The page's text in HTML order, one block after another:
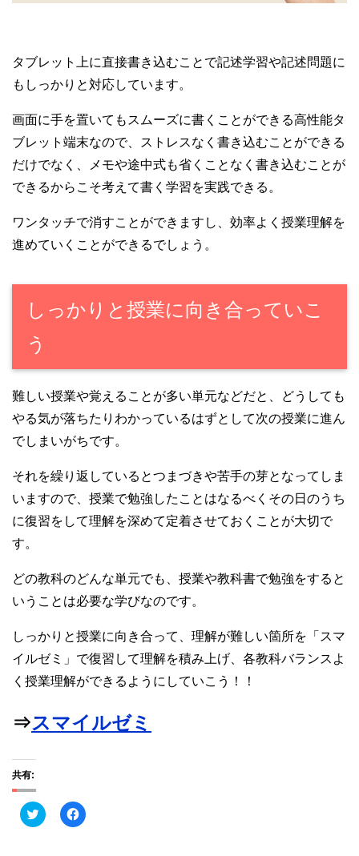
タブレット上に直接書き込むことで記述学習や記述問題に
もしっかりと対応しています。
画面に手を置いてもスムーズに書くことができる高性能タ
ブレット端末なので、ストレスなく書き込むことができる
だけでなく、メモや途中式も省くことなく書き込むことが
できるからこそ考えて書く学習を実践できる。
ワンタッチで消すことができますし、効率よく授業理解を
進めていくことができるでしょう。
しっかりと授業に向き合っていこ
う
難しい授業や覚えることが多い単元などだと、どうしても
やる気が落ちたりわかっているはずとして次の授業に進ん
でしまいがちです。
それを繰り返しているとつまづきや苦手の芽となってしま
いますので、授業で勉強したことはなるべくその日のうち
に復習をして理解を深めて定着させておくことが大切で
す。
どの教科のどんな単元でも、授業や教科書で勉強をすると
いうことは必要な学びなのです。
しっかりと授業に向き合って、理解が難しい箇所を「スマ
イルゼミ」で復習して理解を積み上げ、各教科バランスよ
く授業理解ができるようにしていこう！！
⇒スマイルゼミ
共有:
ク
リ
F
a